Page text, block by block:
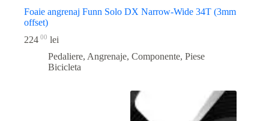
Foaie angrenaj Funn Solo DX Narrow-Wide 34T (3mm
offset)
224 00 lei
Pedaliere, Angrenaje, Componente, Piese
Bicicleta